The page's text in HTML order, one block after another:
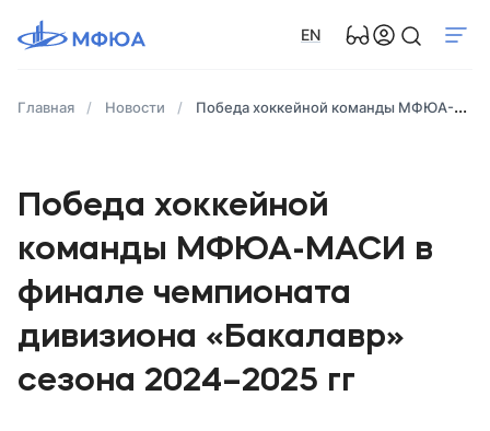
EN
Главная Новости Победа хоккейной команды МФЮА-МАСИ в финале чемпионата дивизиона «Бакалавр» сезона 2024–2025 гг
Победа хоккейной
команды МФЮА-МАСИ в
финале чемпионата
дивизиона «Бакалавр»
сезона 2024–2025 гг